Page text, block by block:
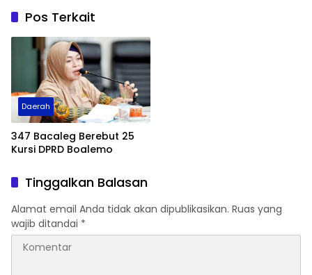
Pos Terkait
Daerah
347 Bacaleg Berebut 25
Kursi DPRD Boalemo
Tinggalkan Balasan
Alamat email Anda tidak akan dipublikasikan. Ruas yang
wajib ditandai *